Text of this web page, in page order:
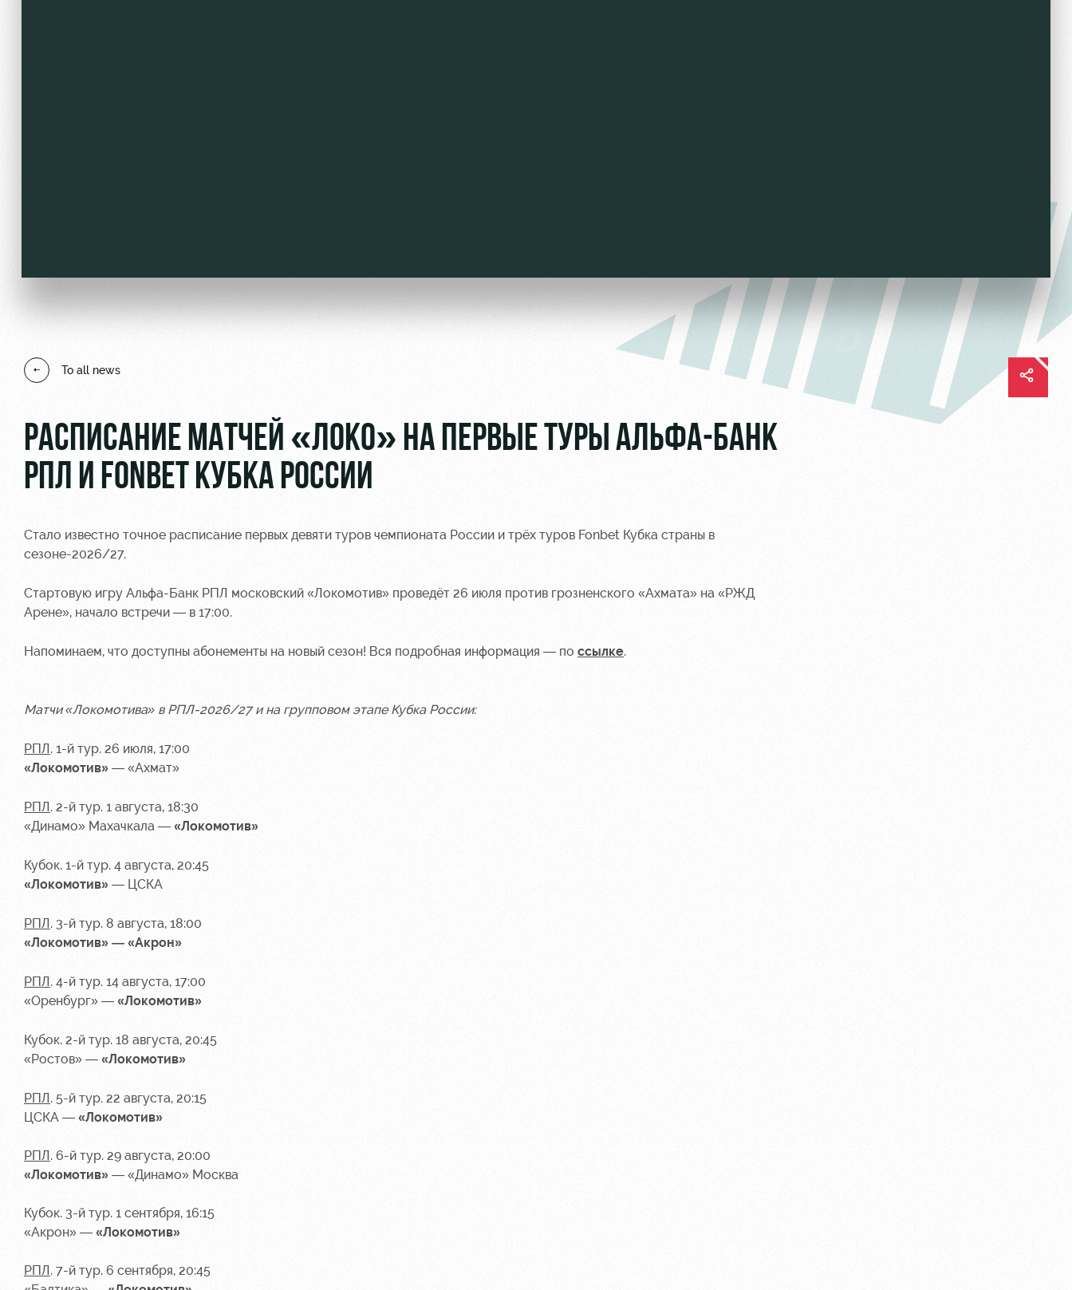
To all news
РАСПИСАНИЕ МАТЧЕЙ «ЛОКО» НА ПЕРВЫЕ ТУРЫ АЛЬФА-БАНК
РПЛ И FONBET КУБКА РОССИИ
Стало известно точное расписание первых девяти туров чемпионата России и трёх туров Fonbet Кубка страны в
сезоне-2026/27.
Стартовую игру Альфа-Банк РПЛ московский «Локомотив» проведёт 26 июля против грозненского «Ахмата» на «РЖД
Арене», начало встречи — в 17:00.
Напоминаем, что доступны абонементы на новый сезон! Вся подробная информация — по ссылке.
Матчи «Локомотива» в РПЛ-2026/27 и на групповом этапе Кубка России:
РПЛ. 1-й тур. 26 июля, 17:00
«Локомотив» — «Ахмат»
РПЛ. 2-й тур. 1 августа, 18:30
«Динамо» Махачкала — «Локомотив»
Кубок. 1-й тур. 4 августа, 20:45
«Локомотив» — ЦСКА
РПЛ. 3-й тур. 8 августа, 18:00
«Локомотив» — «Акрон»
РПЛ. 4-й тур. 14 августа, 17:00
«Оренбург» — «Локомотив»
Кубок. 2-й тур. 18 августа, 20:45
«Ростов» — «Локомотив»
РПЛ. 5-й тур. 22 августа, 20:15
ЦСКА — «Локомотив»
РПЛ. 6-й тур. 29 августа, 20:00
«Локомотив» — «Динамо» Москва
Кубок. 3-й тур. 1 сентября, 16:15
«Акрон» — «Локомотив»
РПЛ. 7-й тур. 6 сентября, 20:45